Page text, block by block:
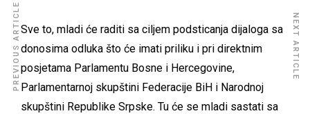
Sve to, mladi će raditi sa ciljem podsticanja dijaloga sa
donosima odluka što će imati priliku i pri direktnim
posjetama Parlamentu Bosne i Hercegovine,
Parlamentarnoj skupštini Federacije BiH i Narodnoj
skupštini Republike Srpske. Tu će se mladi sastati sa
PREVIOUS ARTICLE NEXT ARTICLE